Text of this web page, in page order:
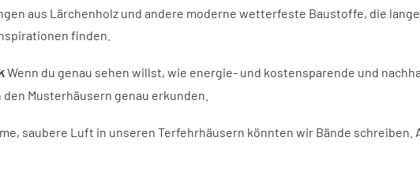
aus Lärchenholz und andere moderne wetterfeste Baustoffe, die
finden.
Wenn du genau sehen willst, wie energie- und kostensparende und
Musterhäusern genau erkunden.
saubere Luft in unseren Terfehrhäusern könnten wir Bände schreiben.